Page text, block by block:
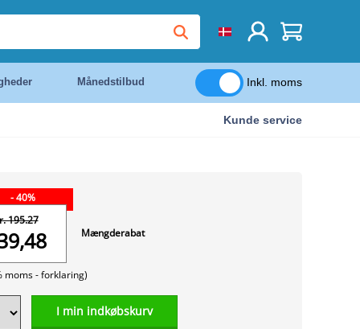
Månedstilbud Inkl. moms
Kunde service
- 40%
195.27
moms -forklaring)
Mængderabat
I min indkøbskurv